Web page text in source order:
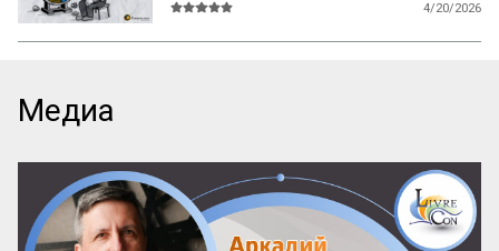
4/20/2026
название! А ведь именно название, а
вовсе не содержание, приносит книге
успех! Кто думает иначе — пусть
проведет простой эксперимент: спросит
у кого угодно, какая книга более
Медиа